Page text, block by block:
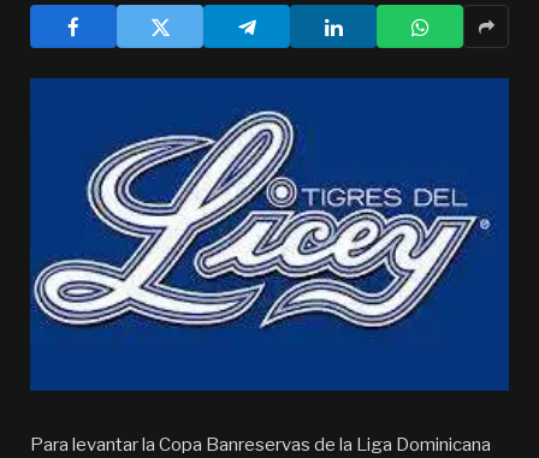
Para levantar la Copa Banreservas de la Liga Dominicana